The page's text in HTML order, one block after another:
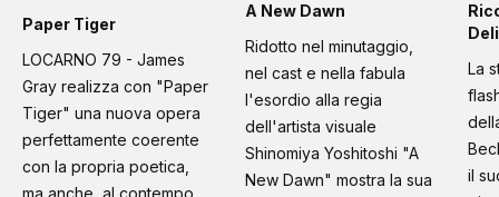
Paper Tiger
LOCARNO 79 - James
Gray realizza con "Paper
Tiger" una nuova opera
perfettamente coerente
con la propria poetica,
A New Dawn
Ridotto nel minutaggio,
nel cast e nella fabula
l'esordio alla regia
dell'artista visuale
Shinomiya Yoshitoshi "A
New Dawn" mostra la sua
La
il